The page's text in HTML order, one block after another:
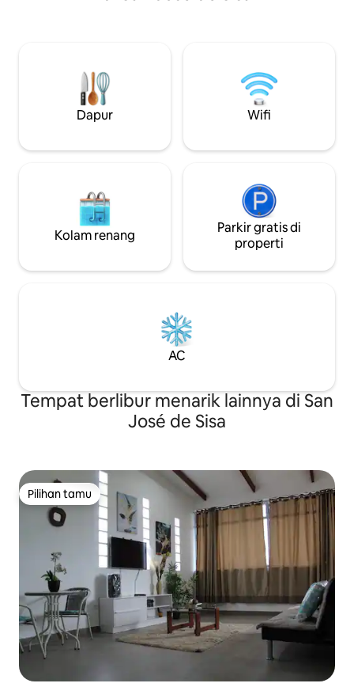
MOBIL 5 ORANG DAN TUR PRIBADI
internet Wi-Fi,
bersantai,
menikmati
Dapur Wifi
Kolam renang
Parkir gratis di
properti
AC
Tempat berlibur menarik lainnya di San
José de Sisa
Pilihan tamu
Pilihan tamu